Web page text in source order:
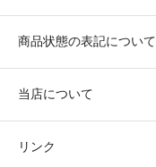
商品状態の表記について
当店について
リンク